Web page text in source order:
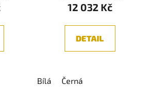
12 032 Kč
DETAIL
Bílá Černá